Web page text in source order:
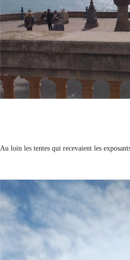
Au loin les tentes qui recevaient les